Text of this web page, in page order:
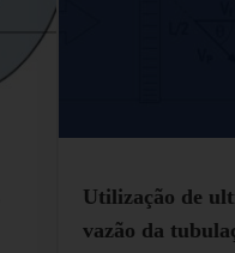
Utilização de
vazão da